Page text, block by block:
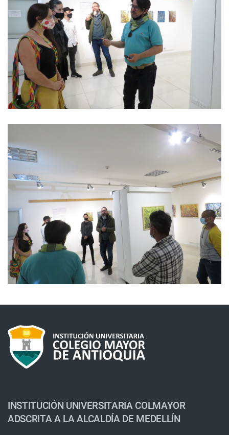
INSTITUCIÓN UNIVERSITARIA COLMAYOR
ADSCRITA A LA ALCALDÍA DE MEDELLÍN